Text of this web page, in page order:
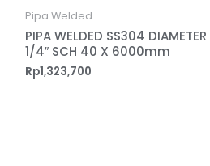
Pipa Welded
PIPA WELDED SS304 DIAMETER
1/4″ SCH 40 X 6000mm
Rp1,323,700